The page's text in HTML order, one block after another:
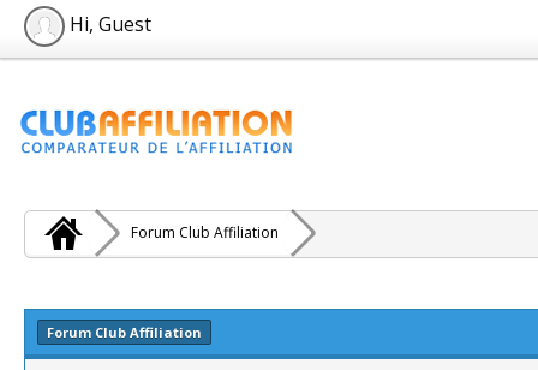
Hi, Guest
Forum Club Affiliation
Forum Club Affiliation